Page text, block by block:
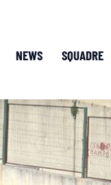
NEWS SQUADRE